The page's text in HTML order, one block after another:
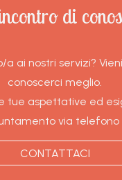
di
a ai nostri servizi?
conoscerci meglio.
tue aspettative ed
via telefono
CONTATTACI